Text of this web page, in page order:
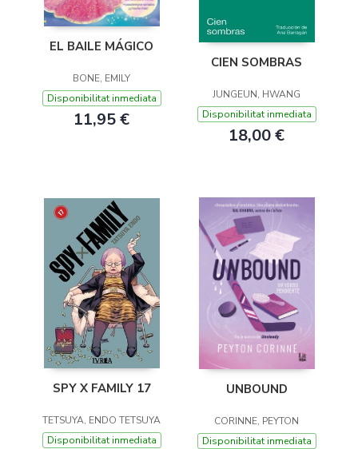
EL BAILE MÁGICO
BONE, EMILY
Disponibilitat inmediata
11,95 €
CIEN SOMBRAS
JUNGEUN, HWANG
Disponibilitat inmediata
18,00 €
SPY X FAMILY 17
TETSUYA, ENDO TETSUYA
Disponibilitat inmediata
UNBOUND
CORINNE, PEYTON
Disponibilitat inmediata